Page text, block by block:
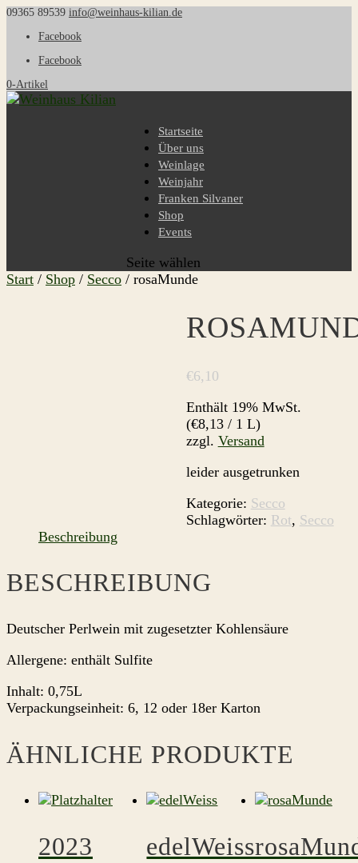
09365 89539 info@weinhaus-kilian.de
Facebook
Facebook
0-Artikel
Startseite
Über uns
Weinlage
Weinjahr
Franken Silvaner
Shop
Events
Seite wählen
Start / Shop / Secco / rosaMunde
€6,10
Enthält 19% MwSt.
(€8,13/ 1 L)
zzgl. Versand
leider ausgetrunken
Kategorie: Secco
Schlagwörter: Rot, Secco
Beschreibung
BESCHREIBUNG
Deutscher Perlwein mit zugesetzter Kohlensäure
Allergene: enthält Sulfite
Inhalt: 0,75L
Verpackungseinheit: 6, 12 oder 18er Karton
ÄHNLICHE PRODUKTE
2023
edelWeiss